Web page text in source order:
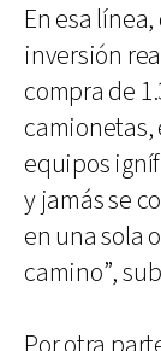
En esa
inversión
compra de
camionetas,
equipos
y jamás se
en una sola
camino”,